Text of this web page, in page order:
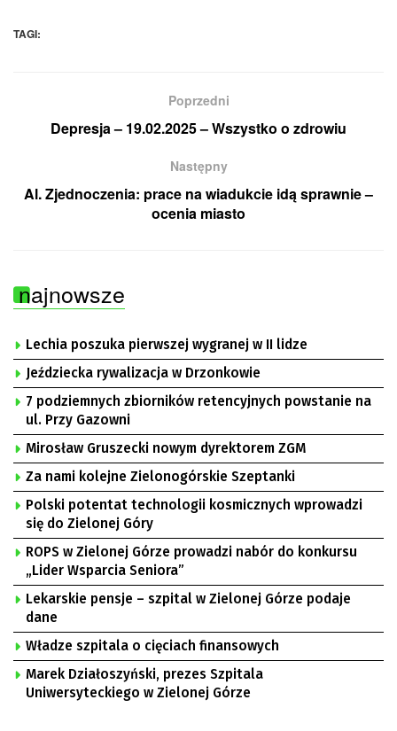
TAGI:
Poprzedni
Depresja – 19.02.2025 – Wszystko o zdrowiu
Następny
Al. Zjednoczenia: prace na wiadukcie idą sprawnie –
ocenia miasto
najnowsze
Lechia poszuka pierwszej wygranej w II lidze
Jeździecka rywalizacja w Drzonkowie
7 podziemnych zbiorników retencyjnych powstanie na
ul. Przy Gazowni
Mirosław Gruszecki nowym dyrektorem ZGM
Za nami kolejne Zielonogórskie Szeptanki
Polski potentat technologii kosmicznych wprowadzi
się do Zielonej Góry
ROPS w Zielonej Górze prowadzi nabór do konkursu
„Lider Wsparcia Seniora”
Lekarskie pensje – szpital w Zielonej Górze podaje
dane
Władze szpitala o cięciach finansowych
Marek Działoszyński, prezes Szpitala
Uniwersyteckiego w Zielonej Górze